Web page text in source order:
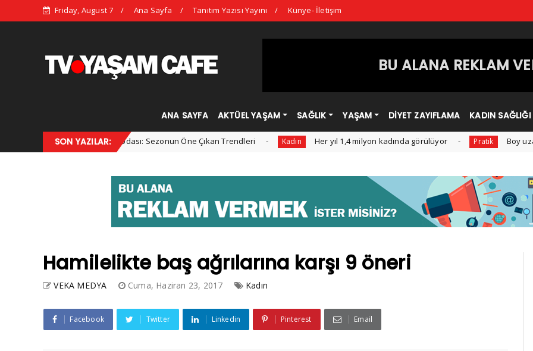
Friday, August 7 Ana Sayfa Tanıtım Yazısı Yayını Künye- İletişim
BU ALANA REKLAM
ANA SAYFA AKTÜEL YAŞAM SAĞLIK YAŞAM DİYET ZAYIFLAMA KADIN SAĞLIĞI
SON YAZILAR:
2025 Kış Modası: Sezonun Öne Çıkan Trendleri Kadın Her yıl 1,4 milyon kadında görülüyor Pratik Boy uzamasına
Hamilelikte baş ağrılarına karşı 9 öneri
VEKA MEDYA Cuma, Haziran 23, 2017 Kadın
Facebook Twitter Linkedin Pinterest Email